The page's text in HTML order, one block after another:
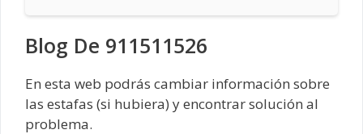
Blog De 911511526
En esta web podrás cambiar información sobre
las estafas (si hubiera) y encontrar solución al
problema.